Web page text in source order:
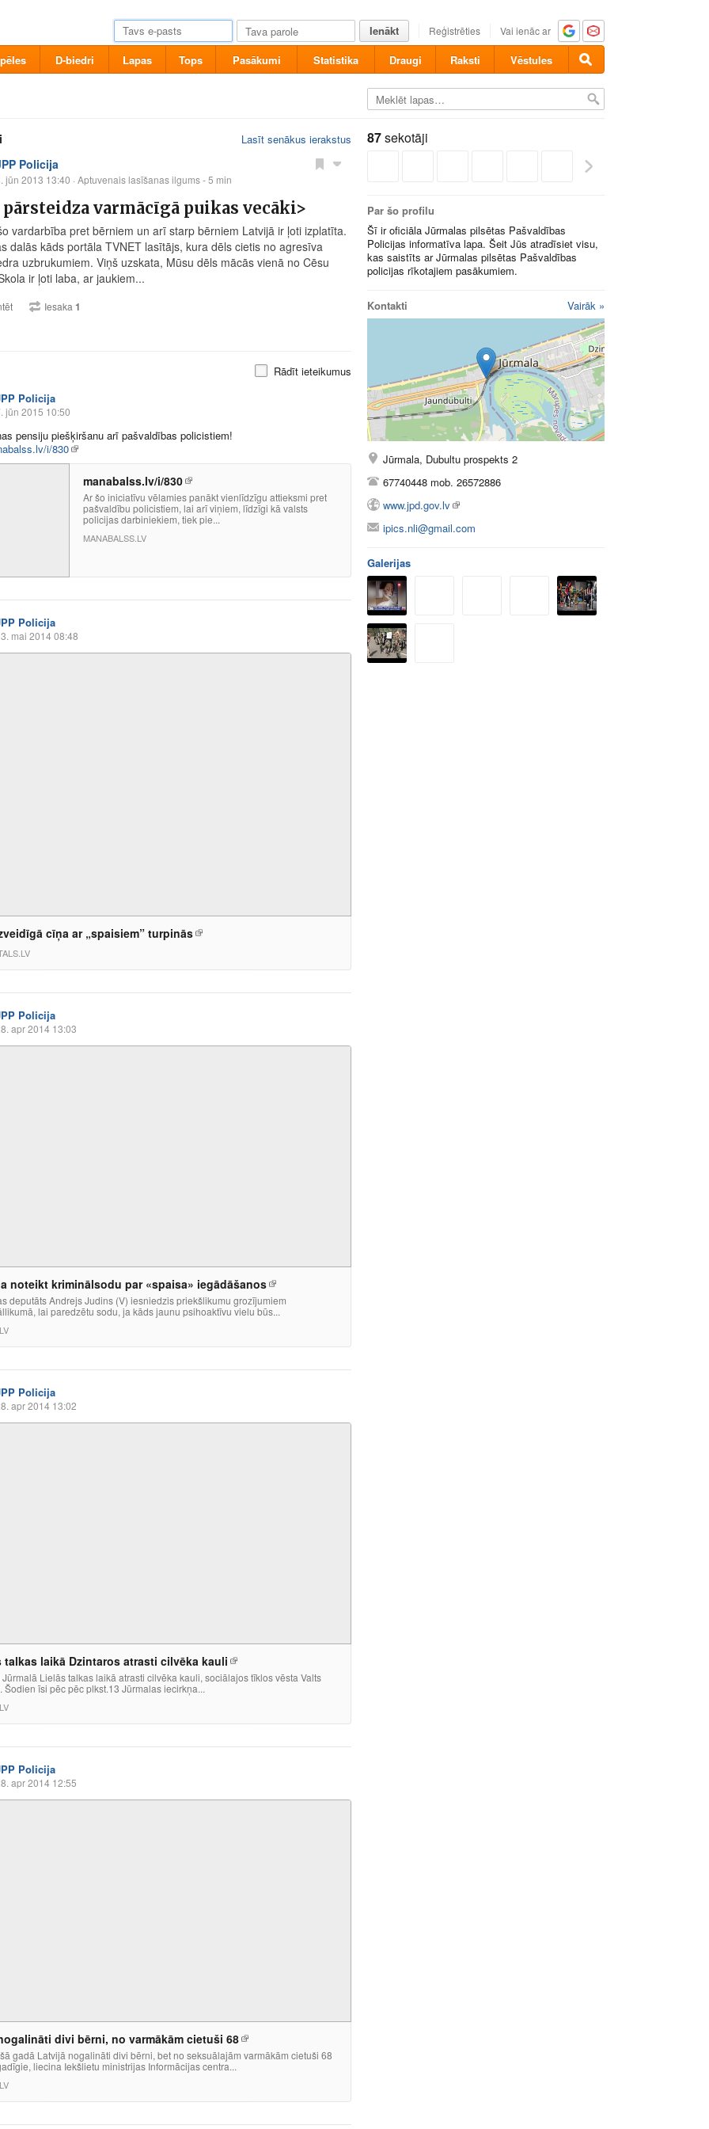
Ienākt Reģistrēties Vai ienāc ar
D-biedri Lapas Tops Pasākumi Statistika Draugi Raksti Vēstules
Lasīt senākus ierakstus
Policija
jūn 2013 13:40 · Aptuvenais lasīšanas ilgums - 5 min
varmācīgā puikas vecāki>
vardarbība pret bērniem un arī starp bērniem Latvijā ir ļoti izplatīta.
dalās kāds portāla TVNET lasītājs, kura dēls cietis no agresīva
uzbrukumiem. Viņš uzskata, Mūsu dēls mācās vienā no Cēsu
ir ļoti laba, ar jaukiem...
Iesaka 1
Rādīt ieteikumus
Policija
jūn 2015 10:50
pensiju piešķiršanu arī pašvaldības policistiem!
i/830
manabalss.lv/i/830
Ar šo iniciatīvu vēlamies panākt vienlīdzīgu attieksmi pret
pašvaldību policistiem, lai arī viņiem, līdzīgi kā valsts
policijas darbiniekiem, tiek pie...
MANABALSS.LV
Policija
mai 2014 08:48
cīņa ar „spaisiem” turpinās
Policija
apr 2014 13:03
noteikt kriminālsodu par «spaisa» iegādāšanos
deputāts Andrejs Judins (V) iesniedzis priekšlikumu grozījumiem
lai paredzētu sodu, ja kāds jaunu psihoaktīvu vielu būs...
Policija
apr 2014 13:02
talkas laikā Dzintaros atrasti cilvēka kauli
Lielās talkas laikā atrasti cilvēka kauli, sociālajos tīklos vēsta Valts
Šodien īsi pēc pēc plkst.13 Jūrmalas iecirkņa...
Policija
apr 2014 12:55
divi bērni, no varmākām cietuši 68
gadā Latvijā nogalināti divi bērni, bet no seksuālajām varmākām cietuši 68
liecina Iekšlietu ministrijas Informācijas centra...
87sekotāji
Par šo profilu
Šī ir oficiāla Jūrmalas pilsētas Pašvaldības
Policijas informatīva lapa. Šeit Jūs atradīsiet visu,
kas saistīts ar Jūrmalas pilsētas Pašvaldības
policijas rīkotajiem pasākumiem.
Kontakti Vairāk »
Jūrmala, Dubultu prospekts 2
67740448 mob. 26572886
www.jpd.gov.lv
ipics.nli@gmail.com
Galerijas